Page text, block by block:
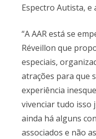
Espectro Autista, e
“A AAR está se
Réveillon que
especiais,
atrações para que
experiência
vivenciar tudo isso
ainda há alguns
associados e não